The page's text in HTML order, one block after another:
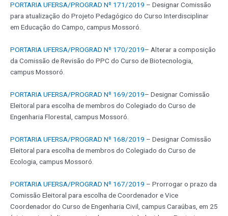
PORTARIA UFERSA/PROGRAD Nº 171/2019 – Designar Comissão
para atualização do Projeto Pedagógico do Curso Interdisciplinar
em Educação do Campo, campus Mossoró.
PORTARIA UFERSA/PROGRAD Nº 170/2019– Alterar a composição
da Comissão de Revisão do PPC do Curso de Biotecnologia,
campus Mossoró.
PORTARIA UFERSA/PROGRAD Nº 169/2019– Designar Comissão
Eleitoral para escolha de membros do Colegiado do Curso de
Engenharia Florestal, campus Mossoró.
PORTARIA UFERSA/PROGRAD Nº 168/2019 – Designar Comissão
Eleitoral para escolha de membros do Colegiado do Curso de
Ecologia, campus Mossoró.
PORTARIA UFERSA/PROGRAD Nº 167/2019 – Prorrogar o prazo da
Comissão Eleitoral para escolha de Coordenador e Vice
Coordenador do Curso de Engenharia Civil, campus Caraúbas, em 25